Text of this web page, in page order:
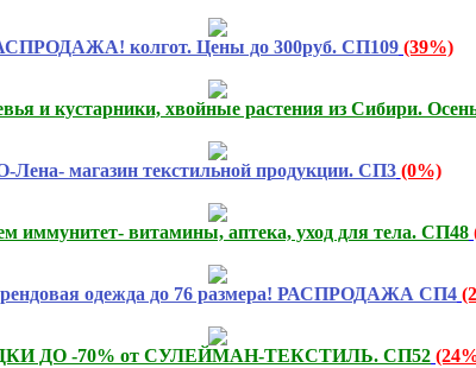
колгот. Цены до 300руб. СП109 (39%)
и кустарники, хвойные растения из Сибири.
Лена- магазин текстильной продукции. СП3 (0%)
иммунитет- витамины, аптека, уход для тела. СП48
одежда до 76 размера! РАСПРОДАЖА СП4
ДО -70% от СУЛЕЙМАН-ТЕКСТИЛЬ. СП52